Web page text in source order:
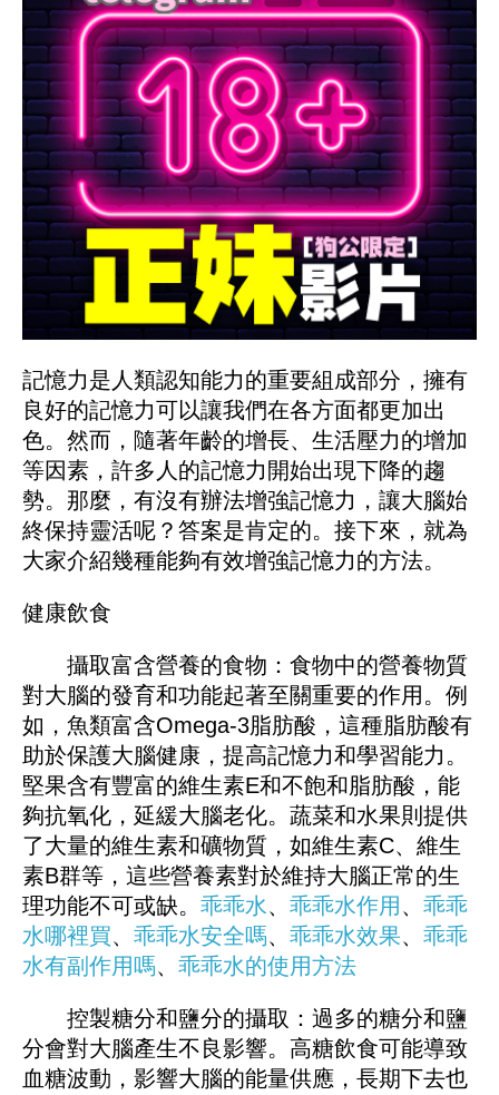
記憶力是人類認知能力的重要組成部分，擁有
良好的記憶力可以讓我們在各方面都更加出
色。然而，隨著年齡的增長、生活壓力的增加
等因素，許多人的記憶力開始出現下降的趨
勢。那麼，有沒有辦法增強記憶力，讓大腦始
終保持靈活呢？答案是肯定的。接下來，就為
大家介紹幾種能夠有效增強記憶力的方法。
健康飲食
攝取富含營養的食物：食物中的營養物質
對大腦的發育和功能起著至關重要的作用。例
如，魚類富含Omega-3脂肪酸，這種脂肪酸有
助於保護大腦健康，提高記憶力和學習能力。
堅果含有豐富的維生素E和不飽和脂肪酸，能
夠抗氧化，延緩大腦老化。蔬菜和水果則提供
了大量的維生素和礦物質，如維生素C、維生
素B群等，這些營養素對於維持大腦正常的生
理功能不可或缺。 乖乖水、 乖乖水作用 、 乖乖
水哪裡買、 乖乖水安全嗎、 乖乖水效果、 乖乖
水有副作用嗎、 乖乖水的使用方法
控製糖分和鹽分的攝取：過多的糖分和鹽
分會對大腦產生不良影響。高糖飲食可能導致
血糖波動，影響大腦的能量供應，長期下去也